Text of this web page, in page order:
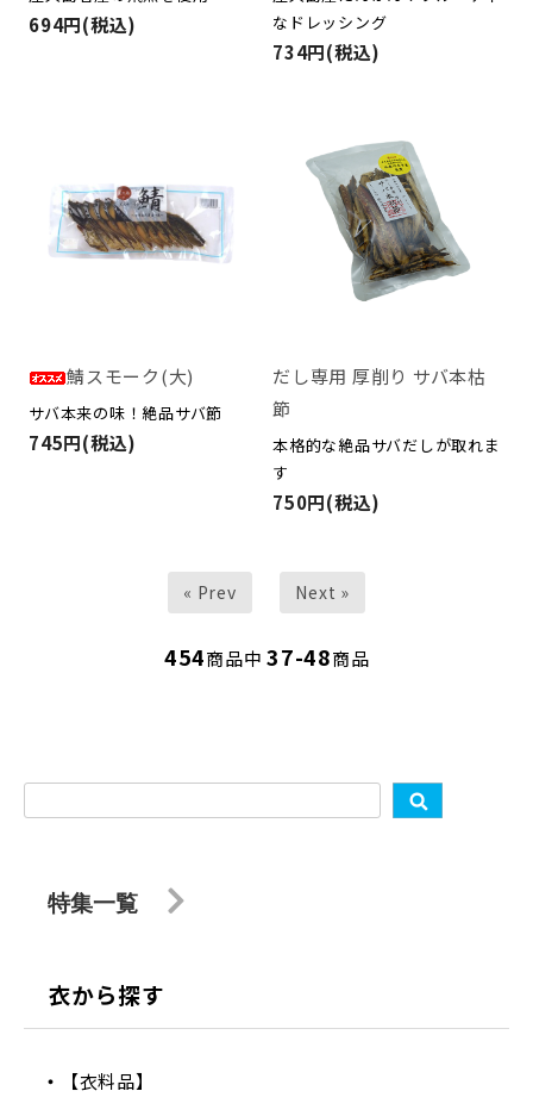
694円(税込)
なドレッシング
734円(税込)
鯖スモーク(大)
サバ本来の味！絶品サバ節
745円(税込)
だし専用 厚削り サバ本枯
節
本格的な絶品サバだしが取れま
す
750円(税込)
« Prev Next »
454商品中 37-48商品
特集一覧
衣から探す
【衣料品】